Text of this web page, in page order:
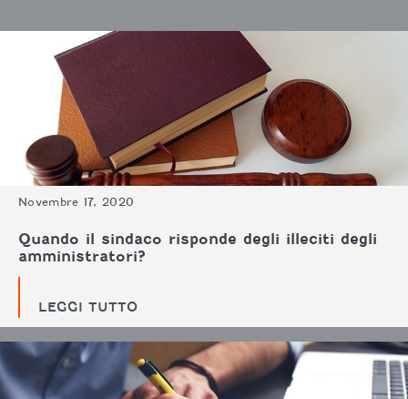
Novembre 17, 2020
Quando il sindaco risponde degli illeciti degli
amministratori?
LEGGI TUTTO